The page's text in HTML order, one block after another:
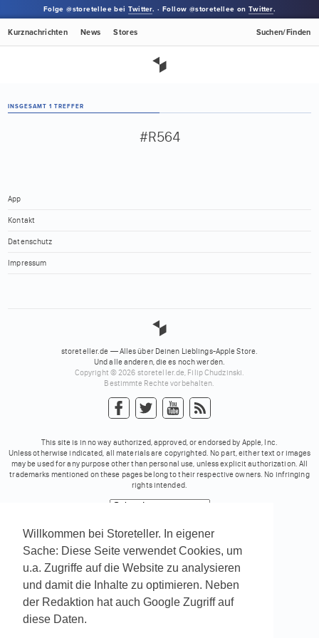
Willkommen bei Storeteller. In eigener
Sache: Diese Seite verwendet Cookies, um
u.a. Zugriffe auf die Website zu analysieren
und damit die Inhalte zu optimieren. Neben
der Redaktion hat auch Google Zugriff auf
diese Daten.
Folge @storetellee beiTwitter. · Follow @storetellee onTwitter.
Kurznachrichten News Stores Suchen/Finden
INSGESAMT 1 TREFFER
#R564
App
Kontakt
Datenschutz
Impressum
storeteller.de — Alles über Deinen Lieblings-Apple Store.
Und alle anderen, die es noch werden.
Copyright © 2026 storeteller.de, Filip Chudzinski.
Bestimmte Rechte vorbehalten.
This site is in no way authorized, approved, or endorsed by Apple, Inc.
Unless otherwise indicated, all materials are copyrighted. No part, either text or images
may be used for any purpose other than personal use, unless explicit authorization. All
trademarks mentioned on these pages belong to their respective owners. No infringing
rights intended.